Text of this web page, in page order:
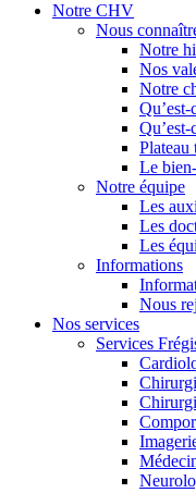
Notre CHV
Nous
Notre
Nos
Notre
Plateau
Le
Notre équipe
Les
Les
Les
Informations
Nous
Nos services
Services